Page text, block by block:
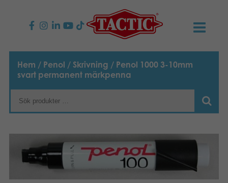
PRODUKTER
Barnspel
Vuxenspel
Utomhus spel
NYHETER
TACTIC
Uppförandekod
Ansvar
KONTAKTER
Kontakta oss
B2B-SHOP
Hem / Penol / Skrivning / Penol 1000 3-10mm
svart permanent märkpenna